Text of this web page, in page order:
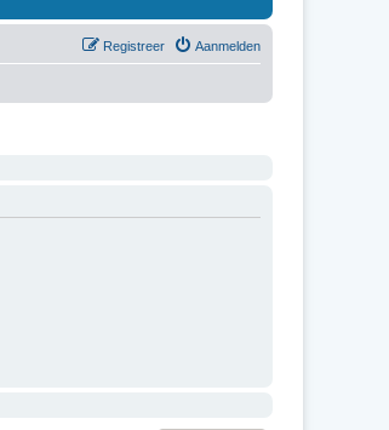
Aanmelden
Registreer